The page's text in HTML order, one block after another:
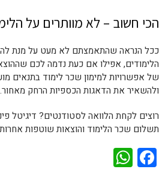
הכי חשוב – לא מוותרים על
ככל הנראה שהתאמצתם לא מעט על מנת
הלימודים, אפילו אם כעת נדמה לכם
של אפשרויות למימון שכר לימוד בתנאים
ולהשאיר את הדאגות הכספיות הרחק מאחור.
תשלום שכר הלימוד והוצאות שוטפות
Facebook